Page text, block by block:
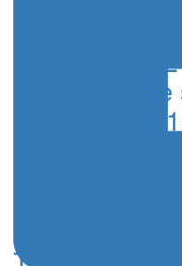
Serie A1 e
impegni
di domenica
Nuoto,
Ciotta e